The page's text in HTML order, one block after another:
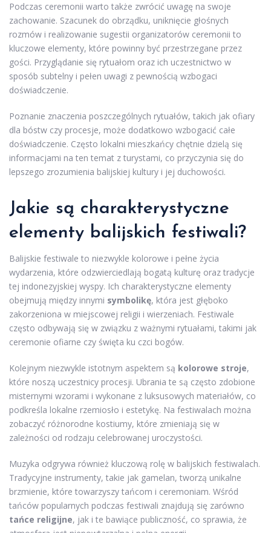
Podczas ceremonii warto także zwrócić uwagę na swoje
zachowanie. Szacunek do obrządku, uniknięcie głośnych
rozmów i realizowanie sugestii organizatorów ceremonii to
kluczowe elementy, które powinny być przestrzegane przez
gości. Przyglądanie się rytuałom oraz ich uczestnictwo w
sposób subtelny i pełen uwagi z pewnością wzbogaci
doświadczenie.
Poznanie znaczenia poszczególnych rytuałów, takich jak ofiary
dla bóstw czy procesje, może dodatkowo wzbogacić całe
doświadczenie. Często lokalni mieszkańcy chętnie dzielą się
informacjami na ten temat z turystami, co przyczynia się do
lepszego zrozumienia balijskiej kultury i jej duchowości.
Jakie są charakterystyczne
elementy balijskich festiwali?
Balijskie festiwale to niezwykle kolorowe i pełne życia
wydarzenia, które odzwierciedlają bogatą kulturę oraz tradycje
tej indonezyjskiej wyspy. Ich charakterystyczne elementy
obejmują między innymi symbolikę, która jest głęboko
zakorzeniona w miejscowej religii i wierzeniach. Festiwale
często odbywają się w związku z ważnymi rytuałami, takimi jak
ceremonie ofiarne czy święta ku czci bogów.
Kolejnym niezwykle istotnym aspektem są kolorowe stroje,
które noszą uczestnicy procesji. Ubrania te są często zdobione
misternymi wzorami i wykonane z luksusowych materiałów, co
podkreśla lokalne rzemiosło i estetykę. Na festiwalach można
zobaczyć różnorodne kostiumy, które zmieniają się w
zależności od rodzaju celebrowanej uroczystości.
Muzyka odgrywa również kluczową rolę w balijskich festiwalach.
Tradycyjne instrumenty, takie jak gamelan, tworzą unikalne
brzmienie, które towarzyszy tańcom i ceremoniam. Wśród
tańców popularnych podczas festiwali znajdują się zarówno
tańce religijne, jak i te bawiące publiczność, co sprawia, że